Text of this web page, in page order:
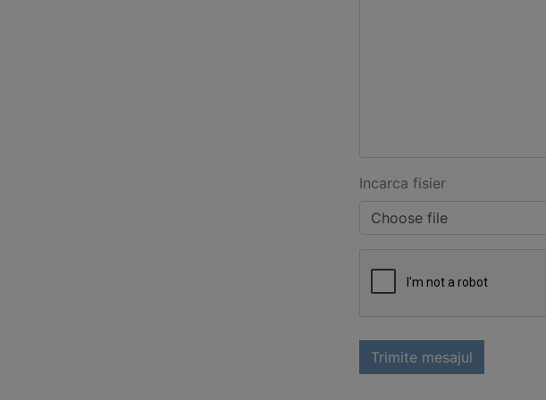
Incarca fisier
Choose file
Trimite mesajul